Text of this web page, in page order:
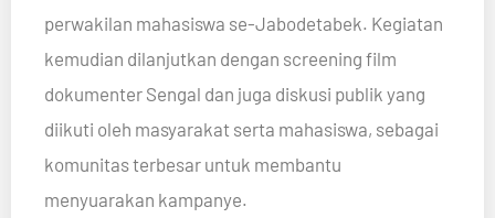
perwakilan mahasiswa se-Jabodetabek. Kegiatan
kemudian dilanjutkan dengan screening film
dokumenter Sengal dan juga diskusi publik yang
diikuti oleh masyarakat serta mahasiswa, sebagai
komunitas terbesar untuk membantu
menyuarakan kampanye.